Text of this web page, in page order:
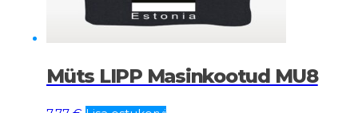
Müts LIPP Masinkootud MU8